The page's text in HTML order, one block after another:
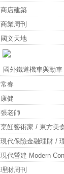
商店建築
商業周刊
國文天地
國外鐵道機車與動車
常春
康健
張老師
烹飪藝術家 / 東方美
現代保險金融理財 /
現代營建 Modern
理財周刊